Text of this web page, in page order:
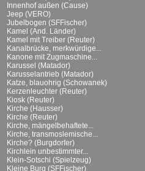
Innenhof außen (Cause)
Jeep (VERO)
Jubelbogen (SFFischer)
Kamel (And. Länder)
Kamel mit Treiber (Reuter)
Kanalbrücke, merkwürdige...
Kanone mit Zugmaschine...
Karussel (Matador)
Karusselantrieb (Matador)
Katze, blauohrig (Schowanek)
Kerzenleuchter (Reuter)
Kiosk (Reuter)
Kirche (Hausser)
Kirche (Reuter)
Kirche, mängelbehaftete...
Kirche, transmoslemische...
Kirche? (Burgdorfer)
Kirchlein unbestimmter...
Klein-Sotschi (Spielzeug)
Kleine Burg (SFFischer)